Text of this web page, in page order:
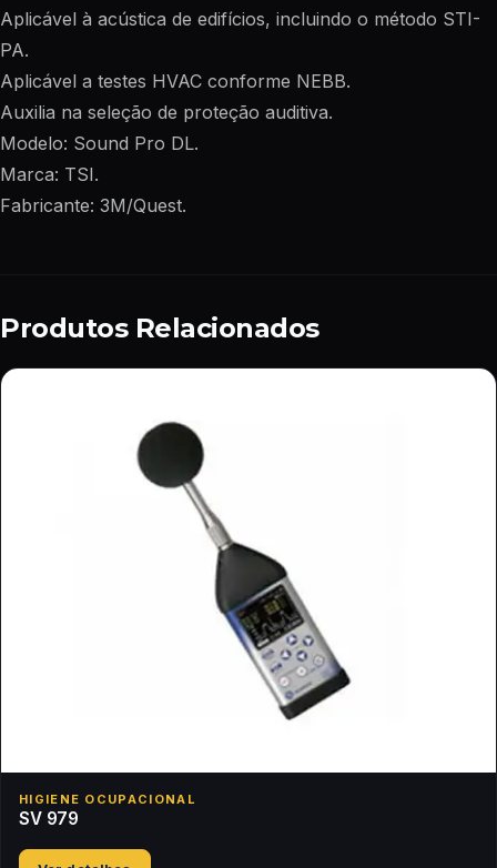
Aplicável à acústica de edifícios, incluindo o método STI-
PA.
Aplicável a testes HVAC conforme NEBB.
Auxilia na seleção de proteção auditiva.
Modelo: Sound Pro DL.
Marca: TSI.
Fabricante: 3M/Quest.
Produtos Relacionados
HIGIENE OCUPACIONAL
SV 979